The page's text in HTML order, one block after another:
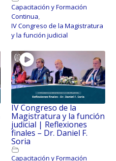
Capacitación y Formación
Continua,
IV Congreso de la Magistratura
y la función judicial
IV Congreso de la
Magistratura y la función
judicial | Reflexiones
finales – Dr. Daniel F.
Soria
Capacitación y Formación